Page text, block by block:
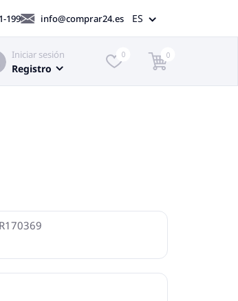
199 info@comprar24.es ES
Iniciar sesión
Registro
0 0